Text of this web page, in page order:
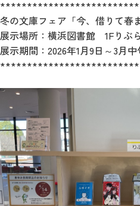
冬の文庫フェア「今、借りて春
展示場所：横浜図書館 1Fりぶ
展示期間：2026年1月9日～3月中